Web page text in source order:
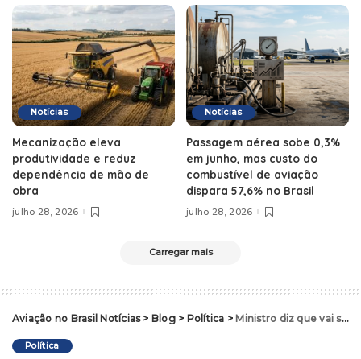
Notícias
Mecanização eleva
produtividade e reduz
dependência de mão de
obra
julho 28, 2026
Notícias
Passagem aérea sobe 0,3%
em junho, mas custo do
combustível de aviação
dispara 57,6% no Brasil
julho 28, 2026
Carregar mais
Aviação no Brasil Notícias> Blog> Política > Ministro diz que vai se reunir com Leite na próxima semana para discutir plano para aviação regional no RS
Política